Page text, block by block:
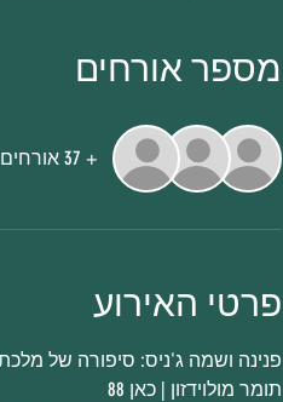
מספר אורחים
+ 37 אורחים אחרים
פרטי האירוע
פנינה ושמה ג'ניס: סיפורה של
תומר מולוידזון | כאן 88